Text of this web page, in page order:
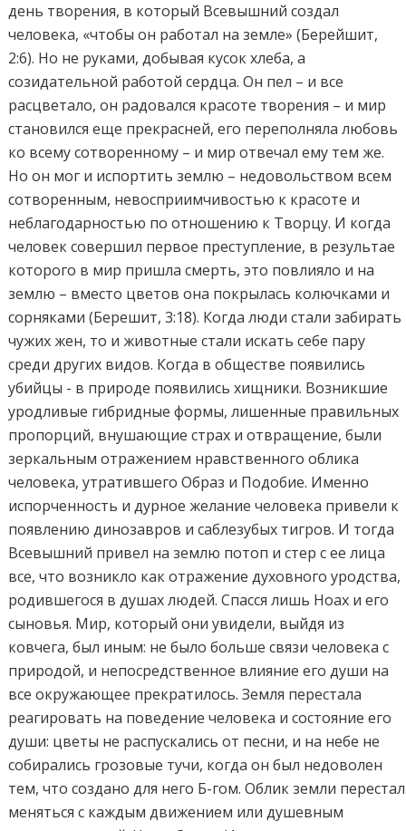
день творения, в который Всевышний создал
человека, «чтобы он работал на земле» (Берейшит,
2:6). Но не руками, добывая кусок хлеба, а
созидательной работой сердца. Он пел – и все
расцветало, он радовался красоте творения – и мир
становился еще прекрасней, его переполняла любовь
ко всему сотворенному – и мир отвечал ему тем же.
Но он мог и испортить землю – недовольством всем
сотворенным, невосприимчивостью к красоте и
неблагодарностью по отношению к Творцу. И когда
человек совершил первое преступление, в результае
которого в мир пришла смерть, это повлияло и на
землю – вместо цветов она покрылась колючками и
сорняками (Берешит, 3:18). Когда люди стали забирать
чужих жен, то и животные стали искать себе пару
среди других видов. Когда в обществе появились
убийцы - в природе появились хищники. Возникшие
уродливые гибридные формы, лишенные правильных
пропорций, внушающие страх и отвращение, были
зеркальным отражением нравственного облика
человека, утратившего Образ и Подобие. Именно
испорченность и дурное желание человека привели к
появлению динозавров и саблезубых тигров. И тогда
Всевышний привел на землю потоп и стер с ее лица
все, что возникло как отражение духовного уродства,
родившегося в душах людей. Спасся лишь Ноах и его
сыновья. Мир, который они увидели, выйдя из
ковчега, был иным: не было больше связи человека с
природой, и непосредственное влияние его души на
все окружающее прекратилось. Земля перестала
реагировать на поведение человека и состояние его
души: цветы не распускались от песни, и на небе не
собирались грозовые тучи, когда он был недоволен
тем, что создано для него Б-гом. Облик земли перестал
меняться с каждым движением или душевным